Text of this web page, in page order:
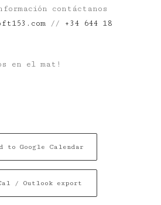
contáctanos
// +34 644 18
en el mat!
to Google Calendar
/ Outlook export